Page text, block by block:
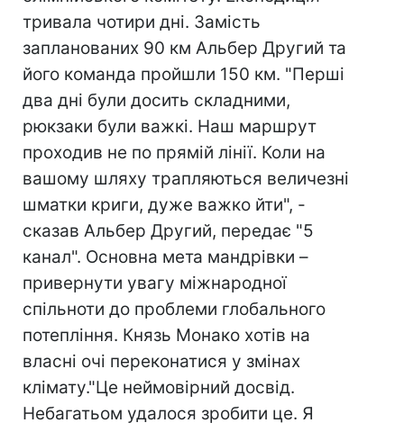
тривала чотири дні. Замість
запланованих 90 км Альбер Другий та
його команда пройшли 150 км. "Перші
два дні були досить складними,
рюкзаки були важкі. Наш маршрут
проходив не по прямій лінії. Коли на
вашому шляху трапляються величезні
шматки криги, дуже важко йти", -
сказав Альбер Другий, передає "5
канал". Основна мета мандрівки –
привернути увагу міжнародної
спільноти до проблеми глобального
потепління. Князь Монако хотів на
власні очі переконатися у змінах
клімату."Це неймовірний досвід.
Небагатьом удалося зробити це. Я